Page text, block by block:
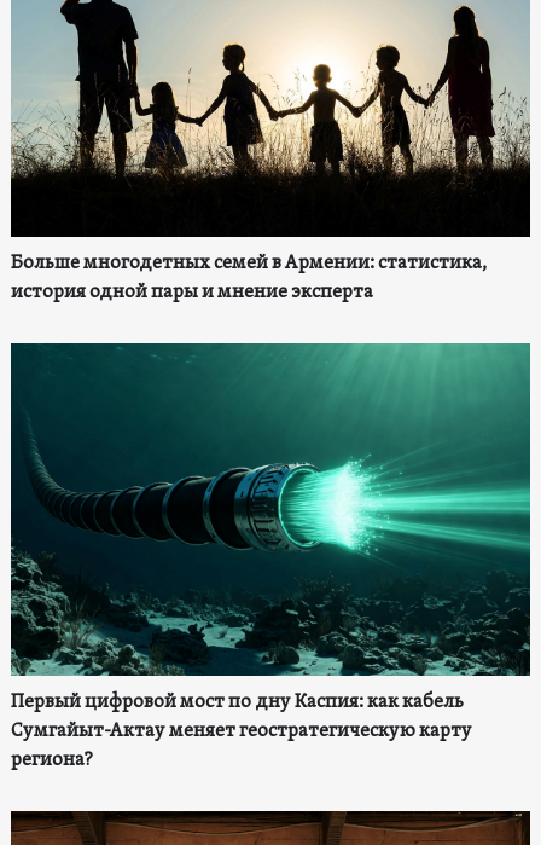
Больше многодетных семей в Армении: статистика,
история одной пары и мнение эксперта
Первый цифровой мост по дну Каспия: как кабель
Сумгайыт-Актау меняет геостратегическую карту
региона?